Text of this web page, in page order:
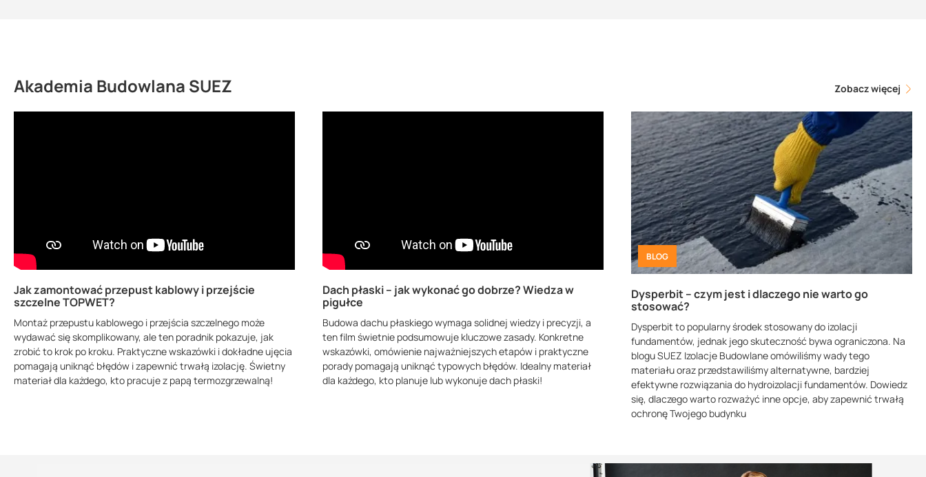
Akademia Budowlana SUEZ Zobacz więcej
Jak zamontować przepust kablowy i przejście
szczelne TOPWET?
Montaż przepustu kablowego i przejścia szczelnego może
wydawać się skomplikowany, ale ten poradnik pokazuje, jak
zrobić to krok po kroku. Praktyczne wskazówki i dokładne ujęcia
pomagają uniknąć błędów i zapewnić trwałą izolację. Świetny
materiał dla każdego, kto pracuje z papą termozgrzewalną!
Dach płaski – jak wykonać go dobrze? Wiedza w
pigułce
Budowa dachu płaskiego wymaga solidnej wiedzy i precyzji, a
ten film świetnie podsumowuje kluczowe zasady. Konkretne
wskazówki, omówienie najważniejszych etapów i praktyczne
porady pomagają uniknąć typowych błędów. Idealny materiał
dla każdego, kto planuje lub wykonuje dach płaski!
BLOG
Dysperbit – czym jest i dlaczego nie warto go
stosować?
Dysperbit to popularny środek stosowany do izolacji
fundamentów, jednak jego skuteczność bywa ograniczona. Na
blogu SUEZ Izolacje Budowlane omówiliśmy wady tego
materiału oraz przedstawiliśmy alternatywne, bardziej
efektywne rozwiązania do hydroizolacji fundamentów. Dowiedz
się, dlaczego warto rozważyć inne opcje, aby zapewnić trwałą
ochronę Twojego budynku